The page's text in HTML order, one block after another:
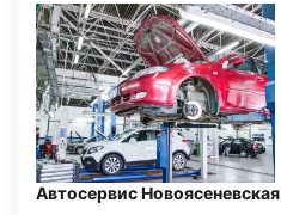
Автосервис Новоясеневская